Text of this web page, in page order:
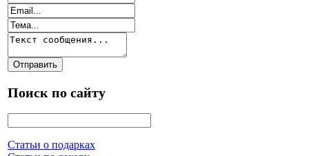
Поиск по сайту
Статьи о подарках